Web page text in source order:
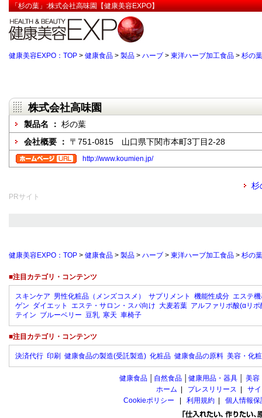
「杉の葉」:株式会社高味園【健康美容EXPO】
健康美容EXPO：TOP > 健康食品 > 製品 > ハーブ > 東洋ハーブ加工食品 > 杉の葉
株式会社高味園
製品名 ： 杉の葉
会社概要 ： 〒751-0815 山口県下関市本町3丁目2-28
http://www.koumien.jp/
杉
PRサイト
健康美容EXPO：TOP > 健康食品 > 製品 > ハーブ > 東洋ハーブ加工食品 > 杉の葉
■注目カテゴリ・コンテンツ
スキンケア 男性化粧品（メンズコスメ） サプリメント 機能性成分 エステ
ゲン ダイエット エステ・サロン・スパ向け 大麦若葉 アルファリポ酸(αリポ
テイン ブルーベリー 豆乳 寒天 車椅子
■注目カテゴリ・コンテンツ
決済代行 印刷 健康食品の製造(受託製造) 化粧品 健康食品の原料 美容・化
健康食品 自然食品 健康用品・器具 美容
ホーム
プレスリリース
サ
Cookieポリシー
利用規約 個人情報